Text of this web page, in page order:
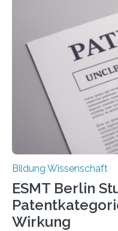
damit gemacht haben,
beeinflussen, wie
Therapien wirken.
stehen im Mittelpunkt
Hochschule Bochum.
Promotionsprojekts
Doktorandin Deborah
Promotionskolleg
durch. Ziel ist es,
Bildung Wissenschaft
ESMT Berlin
Wirkung